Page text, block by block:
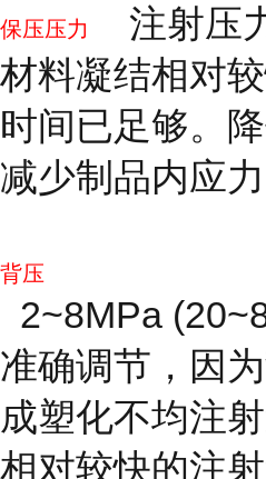
保压压力
注射压
材料凝结相对
时间已足够。
减少制品内应力
背压
2~8MPa
准确调节，因
成塑化不均注
相对较快的注